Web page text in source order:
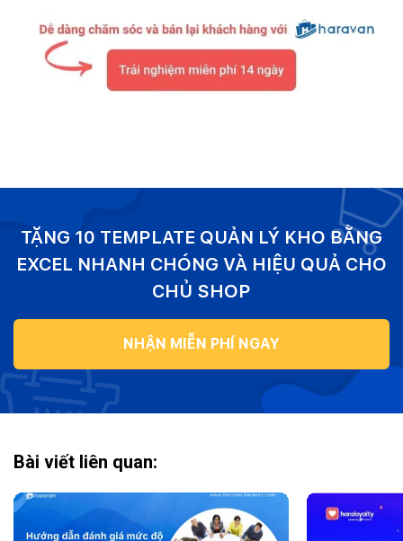
TẶNG 10 TEMPLATE QUẢN LÝ KHO BẰNG
EXCEL NHANH CHÓNG VÀ HIỆU QUẢ CHO
CHỦ SHOP
NHẬN MIỄN PHÍ NGAY
Bài viết liên quan: